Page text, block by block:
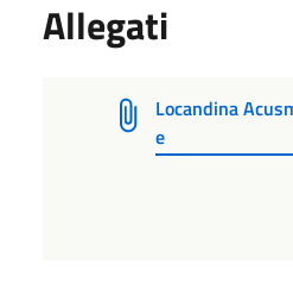
Allegati
Locandina
e